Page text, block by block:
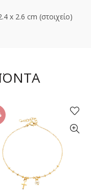
x 2.6 cm (στοιχείο)